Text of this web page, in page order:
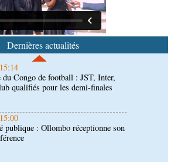
Dernières actualités
du Congo de football : JST, Inter,
qualifiés pour les demi-finales
publique : Ollombo réceptionne son
contre la corruption : les
sensibilisés